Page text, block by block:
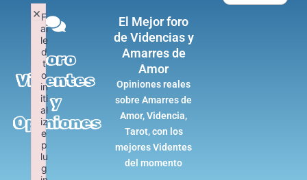
contenido
Foro
Videntes
y
Opiniones
El Mejor foro
de Videncias y
Amarres de
Amor
Opiniones reales
sobre Amarres de
Amor, Videncia,
Tarot, con los
mejores Videntes
del momento
F
ai
le
d
t
o
in
iti
al
iz
e
p
lu
g
×